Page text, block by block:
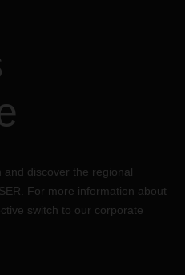
discover the regional
For more information about
switch to our corporate